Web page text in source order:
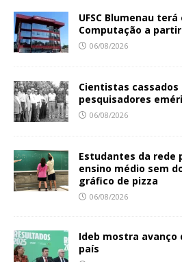
UFSC Blumenau
Computação a partir
06/08/2026
Cientistas
pesquisadores
06/08/2026
Estudantes da rede
ensino médio sem
gráfico de pizza
06/08/2026
Ideb mostra avanço
país